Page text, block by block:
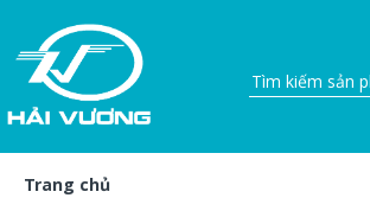
Trang chủ